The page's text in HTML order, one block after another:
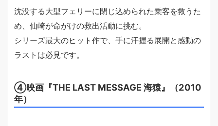
沈没する大型フェリーに閉じ込められた乗客を救うた
め、仙崎が命がけの救出活動に挑む。
シリーズ最大のヒット作で、手に汗握る展開と感動の
ラストは必見です。
④映画『THE LAST MESSAGE 海猿』（2010
年）